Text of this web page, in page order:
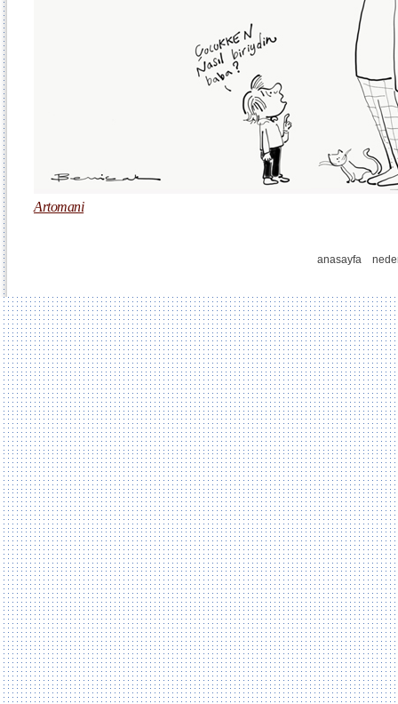
Artomani
anasayfa